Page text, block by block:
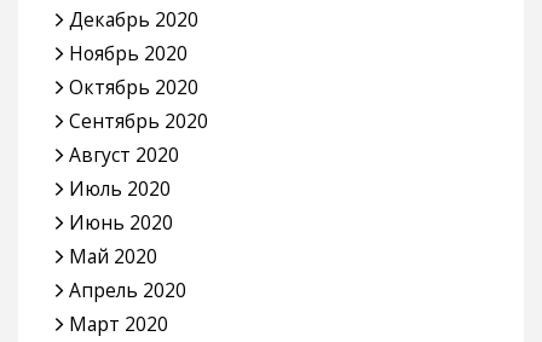
Декабрь 2020
Ноябрь 2020
Октябрь 2020
Сентябрь 2020
Август 2020
Июль 2020
Июнь 2020
Май 2020
Апрель 2020
Март 2020